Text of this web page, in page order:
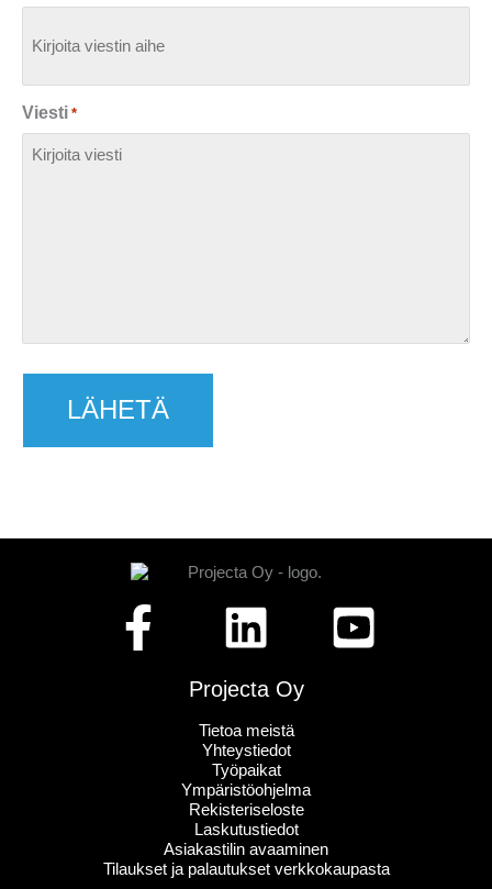
Viesti *
Projecta Oy
Tietoa meistä
Yhteystiedot
Työpaikat
Ympäristöohjelma
Rekisteriseloste
Laskutustiedot
Asiakastilin avaaminen
Tilaukset ja palautukset verkkokaupasta